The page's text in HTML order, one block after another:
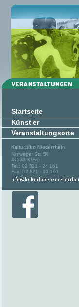
Startseite
Künstler
Veranstaltungsorte
Kulturbüro Niederrhein
Nimweger Str. 58
47533 Kleve
Tel.: 02 821 - 24 161
Fax: 02 821 - 13 161